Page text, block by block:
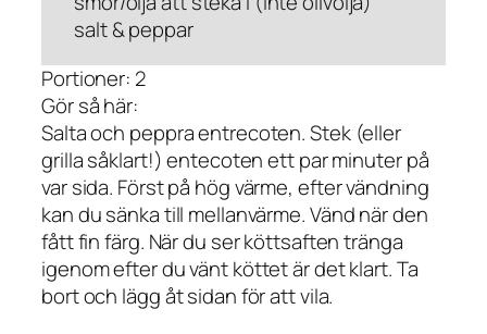
salt & peppar
Portioner: 2
Gör så här:
Salta och peppra entrecoten. Stek (eller
grilla såklart!) entecoten ett par minuter på
var sida. Först på hög värme, efter vändning
kan du sänka till mellanvärme. Vänd när den
fått fin färg. När du ser köttsaften tränga
igenom efter du vänt köttet är det klart. Ta
bort och lägg åt sidan för att vila.